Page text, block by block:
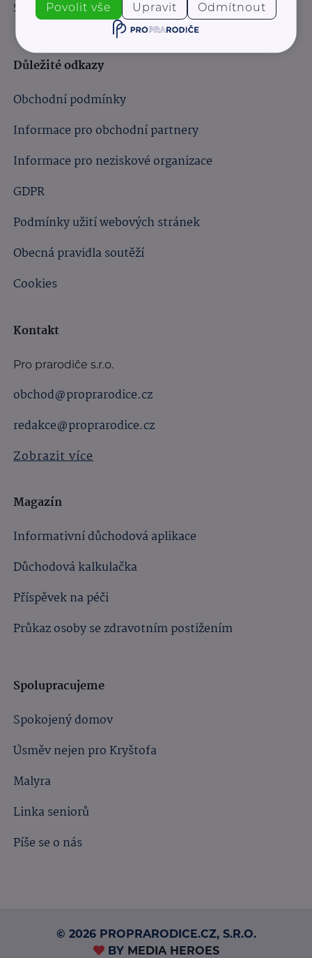
Sledujte nás:
Důležité odkazy
Obchodní podmínky
Informace pro obchodní partnery
Informace pro neziskové organizace
GDPR
Podmínky užití webových stránek
Obecná pravidla soutěží
Cookies
Kontakt
Pro prarodiče s.r.o.
obchod@proprarodice.cz
redakce@proprarodice.cz
Zobrazit více
Magazín
Informativní důchodová aplikace
Důchodová kalkulačka
Příspěvek na péči
Průkaz osoby se zdravotním postižením
Spolupracujeme
Spokojený domov
Úsměv nejen pro Kryštofa
Malyra
Linka seniorů
Píše se o nás
© 2026 PROPRARODICE.CZ, S.R.O.
BY MEDIA HEROES
Povolit vše Upravit Odmítnout